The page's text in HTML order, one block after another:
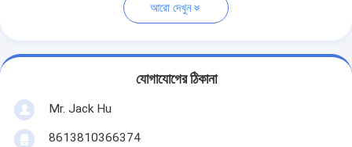
আরো দেখুন
যোগাযোগের ঠিকানা
Mr. Jack Hu
8613810366374